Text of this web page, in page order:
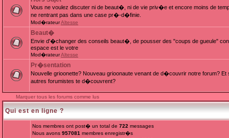
Vous ne voulez discuter ni de beaut�, ni de vie priv�e et encore moins de
ne rentrant pas dans une case pr�-d�finie.
Mod�rateurAltesse
Beaut�
Envie d'�changer des conseils beaut�, de pousser des "coups de gueule"
espace est le votre
Mod�rateurAltesse
Pr�sentation
Nouvelle grioonette? Nouveau grioonaute venant de d�couvrir notre forum?
autres forumistes te d�couvrent?
Marquer tous les forums comme lus
Qui est en ligne ?
Nos membres ont post� un total de 722 messages
Nous avons 957081 membres enregistr�s